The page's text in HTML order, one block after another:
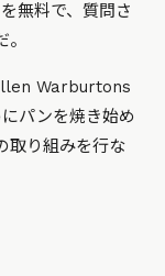
無料で、質問さ
Warburtons
パンを焼き始め
取り組みを行な